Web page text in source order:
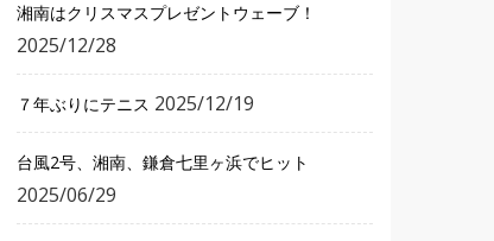
湘南はクリスマスプレゼントウェーブ！
2025/12/28
７年ぶりにテニス 2025/12/19
台風2号、湘南、鎌倉七里ヶ浜でヒット
2025/06/29